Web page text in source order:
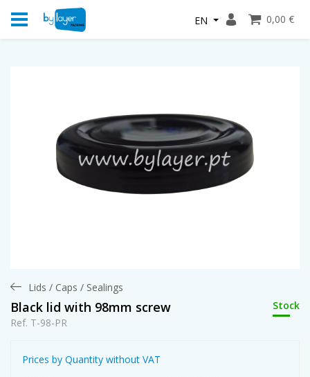
EN 0,00 €
Lids / Caps / Sealings
Black lid with 98mm screw
Stock
Ref. T-98-PR
Prices by Quantity without VAT